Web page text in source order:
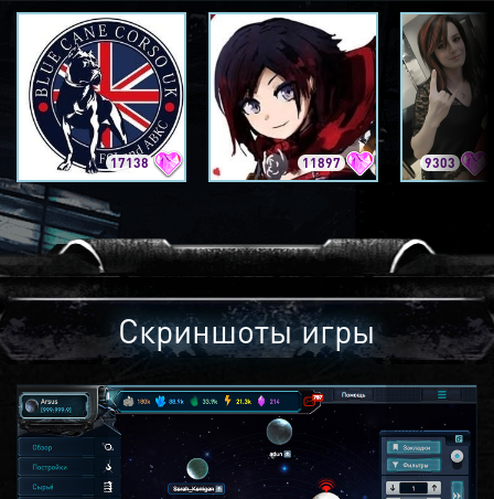
17138 11897 9303
Скриншоты игры